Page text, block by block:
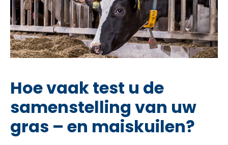
Hoe vaak test u de
samenstelling van uw
gras – en maiskuilen?